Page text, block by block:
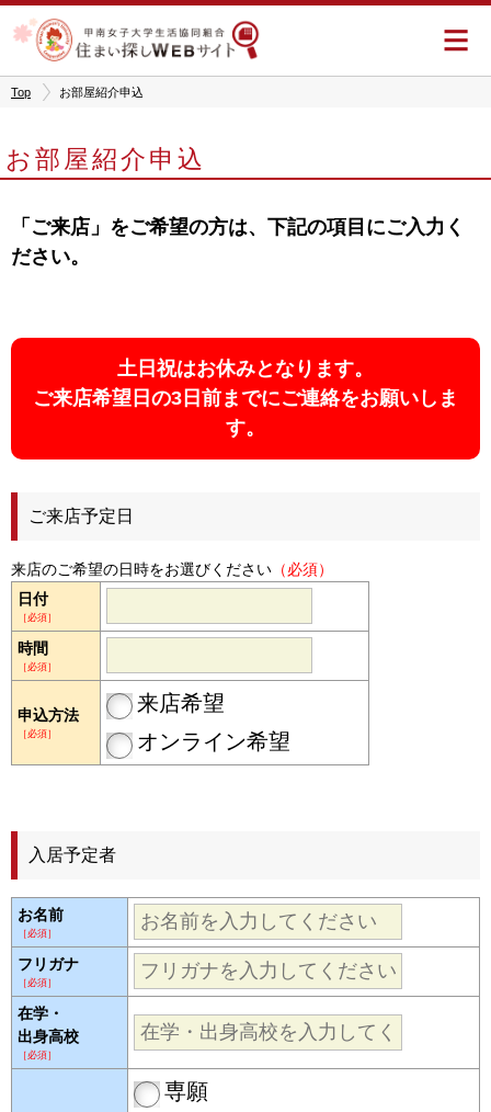
Top お部屋紹介申込
お部屋紹介申込
「ご来店」をご希望の方は、下記の項目にご入力く
ださい。
土日祝はお休みとなります。
ご来店希望日の3日前までにご連絡をお願いしま
す。
ご来店予定日
来店のご希望の日時をお選びください （必須）
日付
［必須］
時間
［必須］
申込方法
［必須］
来店希望
オンライン希望
入居予定者
お名前
［必須］
フリガナ
［必須］
在学・
出身高校
［必須］
専願